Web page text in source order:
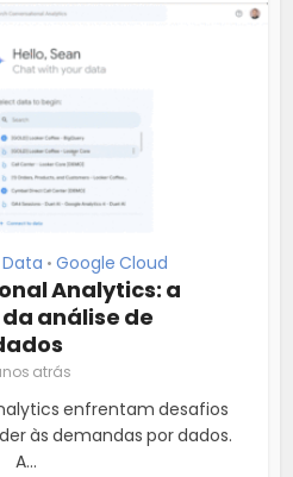
• Google Cloud
Analytics: a
análise de
atrás
enfrentam desafios
às demandas por dados.
A...